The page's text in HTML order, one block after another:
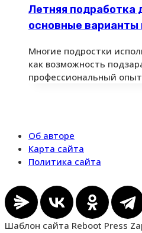
Летняя подработка
основные
Многие подростки
как возможность
профессиональный
Об авторе
Карта сайта
Политика сайта
Шаблон сайта Reboot Press